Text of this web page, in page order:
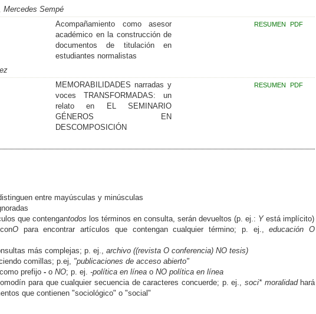
Mercedes Sempé
Acompañamiento como asesor
académico en la construcción de
documentos de titulación en
estudiantes normalistas
RESUMEN PDF
MEMORABILIDADES narradas y
voces TRANSFORMADAS: un
relato en EL SEMINARIO
GÉNEROS EN
DESCOMPOSICIÓN
RESUMEN PDF
entre mayúsculas y minúsculas
que contengantodos los términos en consulta, serán devueltos (p. ej.: Yestá implícito)
Opara encontrar artículos que contengan cualquier término; p. ej.,educación O
más complejas; p. ej.,archivo ((revista O conferencia) NO tesis)
comillas; p.ej, "publicaciones de acceso abierto"
prefijo- oNO; p. ej.-política en línea oNO política en línea
para que cualquier secuencia de caracteres concuerde; p. ej., soci* moralidadhará
que contienen "sociológico" o "social"